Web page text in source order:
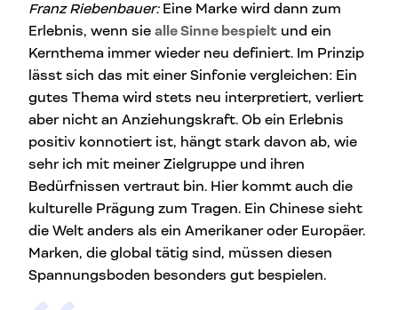
Franz Riebenbauer:Eine Marke wird dann zum
Erlebnis, wenn sie alle Sinne bespielt und ein
Kernthema immer wieder neu definiert. Im Prinzip
lässt sich das mit einer Sinfonie vergleichen: Ein
gutes Thema wird stets neu interpretiert, verliert
aber nicht an Anziehungskraft. Ob ein Erlebnis
positiv konnotiert ist, hängt stark davon ab, wie
sehr ich mit meiner Zielgruppe und ihren
Bedürfnissen vertraut bin. Hier kommt auch die
kulturelle Prägung zum Tragen. Ein Chinese sieht
die Welt anders als ein Amerikaner oder Europäer.
Marken, die global tätig sind, müssen diesen
Spannungsboden besonders gut bespielen.